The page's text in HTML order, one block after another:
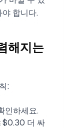
합니다.
해지는
:
인하세요.
$0.30 더 싸